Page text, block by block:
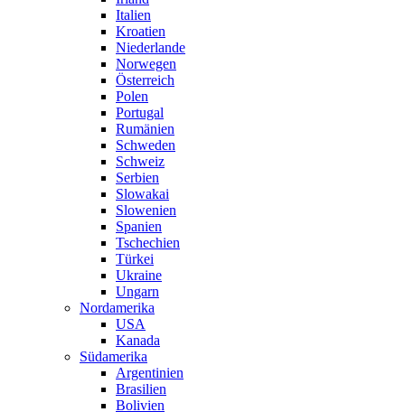
Italien
Kroatien
Niederlande
Norwegen
Österreich
Polen
Portugal
Rumänien
Schweden
Schweiz
Serbien
Slowakai
Slowenien
Spanien
Tschechien
Türkei
Ukraine
Ungarn
Nordamerika
USA
Kanada
Südamerika
Argentinien
Brasilien
Bolivien